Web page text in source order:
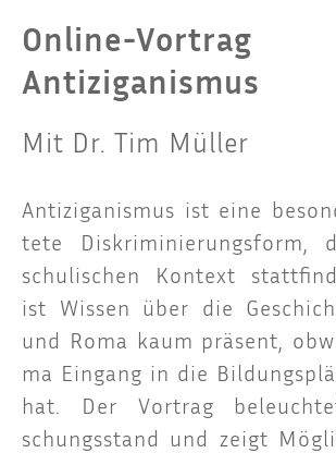
Online-Vortrag
Antiziganismus
Mit Dr. Tim Müller
Anti­zi­ga­nis­mus ist eine
te­te Dis­kri­mi­nie­rungs­form,
schu­li­schen Kon­text
ist Wis­sen über die
und Roma kaum prä­sent,
ma Ein­gang in die
hat. Der Vor­trag
schungs­stand und zeigt